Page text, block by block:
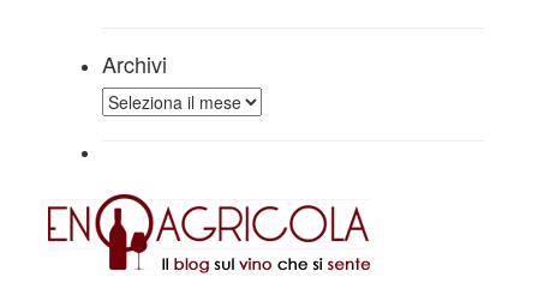
Archivi
Archivi